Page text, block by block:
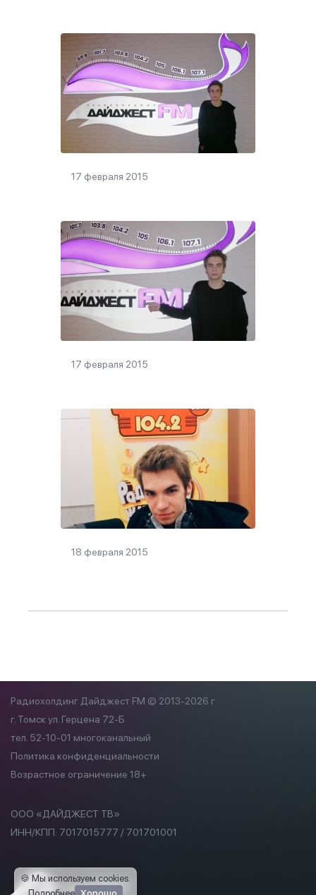
17 февраля 2015
17 февраля 2015
18 февраля 2015
Радиохолдинг Дайджест FM © 2013-2026 г
г. Томск ул. Герцена 72-Б
тел. 52-10-01 многоканальный
Политика конфиденциальности
Возрастное ограничение 18+
ООО «ДАЙДЖЕСТ ТВ»
ИНН/КПП: 7017015777 / 701701001
🍪 Мы используем cookies.